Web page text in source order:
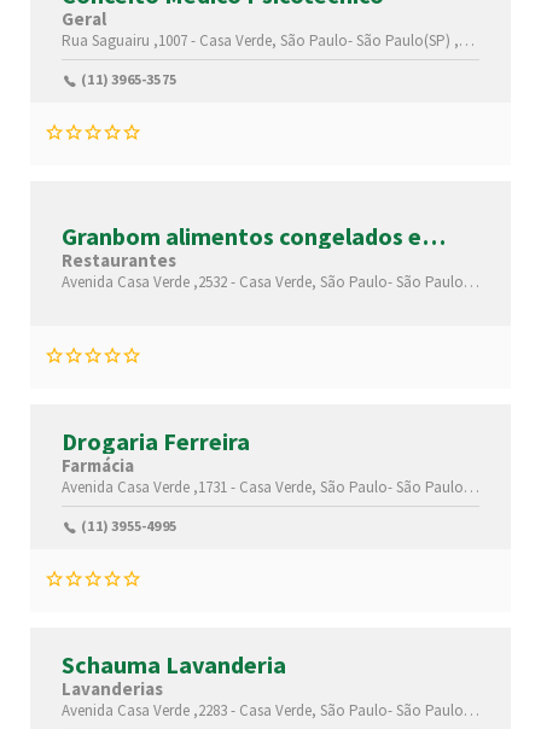
Geral
Rua Saguairu ,1007 - Casa Verde, São Paulo-São Paulo(SP) ,02514000
(11) 3965-3575
Granbom alimentos congelados e
cereais
Restaurantes
Avenida Casa Verde ,2532 - Casa Verde, São Paulo-São Paulo(SP)
Drogaria Ferreira
Farmácia
Avenida Casa Verde ,1731 - Casa Verde, São Paulo-São Paulo(SP)
(11) 3955-4995
Schauma Lavanderia
Lavanderias
Avenida Casa Verde ,2283 - Casa Verde, São Paulo-São Paulo(SP)